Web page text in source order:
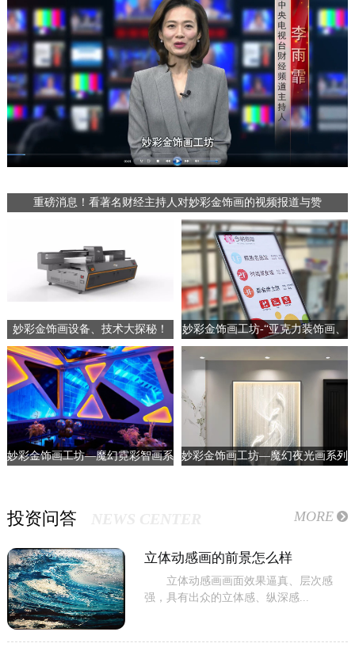
重磅消息！看著名财经主持人对妙彩金饰画的视频报道与赞
妙彩金饰画设备、技术大探秘！
妙彩金饰画工坊-“亚克力装饰画、
广告标识”
妙彩金饰画工坊—​魔幻霓彩智画系
妙彩金饰画工坊—魔幻夜光画系列
投资问答 MORE
立体动感画的前景怎么样
立体动感画画面效果逼真、层次感
强，具有出众的立体感、纵深感...